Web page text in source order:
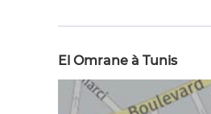
El Omrane à Tunis